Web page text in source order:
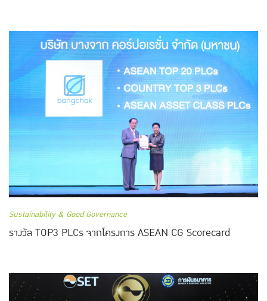
Sustainability & Good Governance
รางวัล TOP3 PLCs จากโครงการ ASEAN CG Scorecard